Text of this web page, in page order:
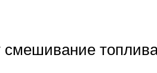
смешивание